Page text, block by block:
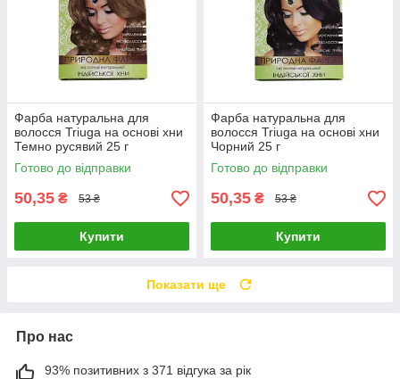
Фарба натуральна для
волосся Triuga на основі хни
Темно русявий 25 г
Готово до відправки
50,35 ₴ 53 ₴
Купити
Фарба натуральна для
волосся Triuga на основі хни
Чорний 25 г
Готово до відправки
50,35 ₴ 53 ₴
Купити
Показати ще
Про нас
93% позитивних з 371 відгука за рік